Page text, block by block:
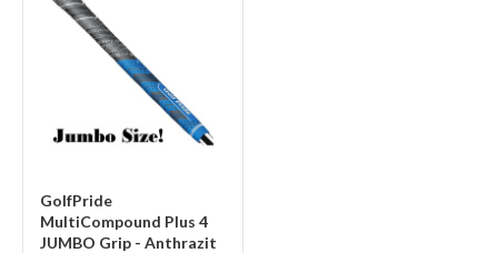
GolfPride
MultiCompound Plus 4
JUMBO Grip - Anthrazit